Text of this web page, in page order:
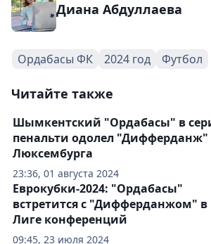
Диана Абдуллаева
Ордабасы ФК 2024 год Футбол
Читайте также
23:36, 01 августа 2024
Шымкентский "Ордабасы" в
пенальти одолел "Дифферданж"
Люксембурга
09:45, 23 июля 2024
Еврокубки-2024: "Ордабасы"
встретится с "Дифферданжом" в
Лиге конференций